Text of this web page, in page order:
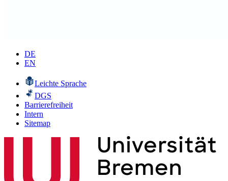
DE
EN
Leichte Sprache
DGS
Barrierefreiheit
Intern
Sitemap